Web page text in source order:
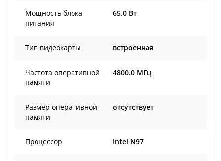
Мощность блока
питания
65.0 Вт
Тип видеокарты встроенная
Частота оперативной
памяти
4800.0 МГц
Размер оперативной
памяти
отсутствует
Процессор Intel N97